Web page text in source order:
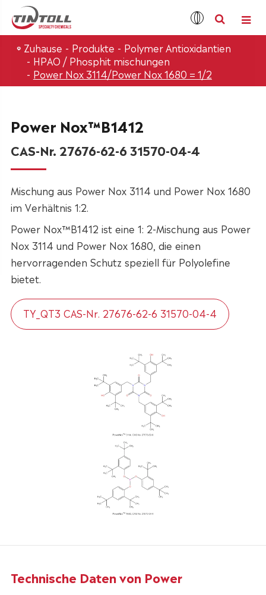
Zuhause Produkte
Polymer Antioxidantien
HPAO / Phosphit mischungen
Power Nox 3114/Power Nox 1680 = 1/2
Power Nox™B1412
CAS-Nr. 27676-62-6 31570-04-4
Mischung aus Power Nox 3114 und Power Nox 1680
im Verhältnis 1:2.
Power Nox™B1412 ist eine 1: 2-Mischung aus Power
Nox 3114 und Power Nox 1680, die einen
hervorragenden Schutz speziell für Polyolefine
bietet.
TY_QT3 CAS-Nr. 27676-62-6 31570-04-4
Technische Daten von Power